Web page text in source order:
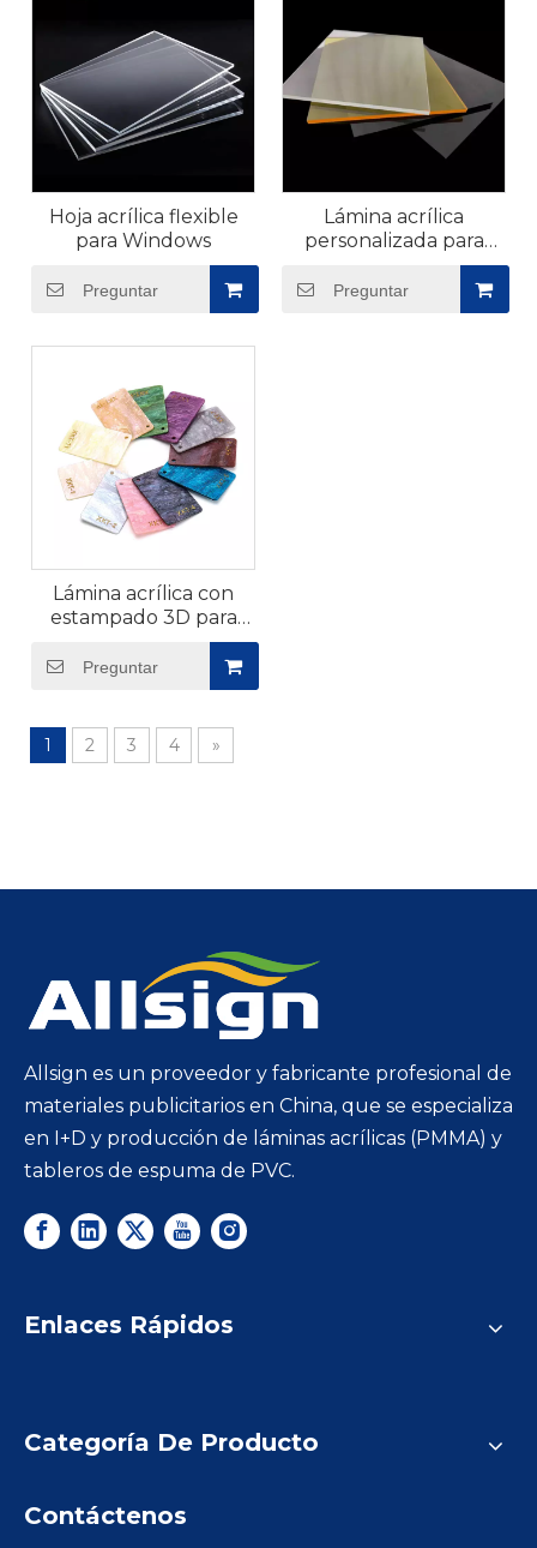
Hoja acrílica flexible
para Windows
Preguntar
Lámina acrílica
personalizada para
Preguntar
Lámina acrílica con
estampado 3D para
Preguntar
1 2 3 4 »
Allsign es un proveedor y fabricante profesional de
materiales publicitarios en China, que se especializa
en I+D y producción de láminas acrílicas (PMMA) y
tableros de espuma de PVC.
Enlaces Rápidos
Categoría De Producto
Contáctenos